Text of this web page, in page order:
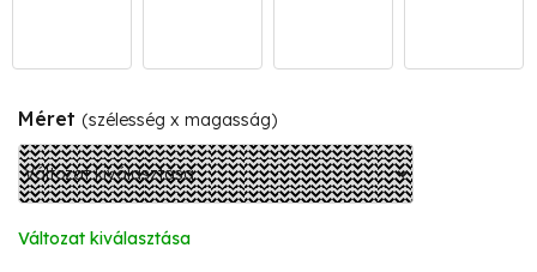
Méret (szélesség x magasság)
Változat kiválasztása